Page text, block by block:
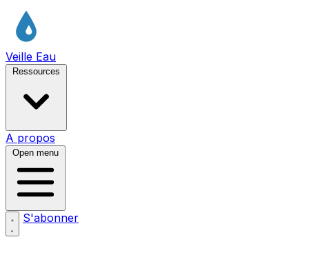
Veille Eau
Ressources
A propos
Open menu
S'abonner